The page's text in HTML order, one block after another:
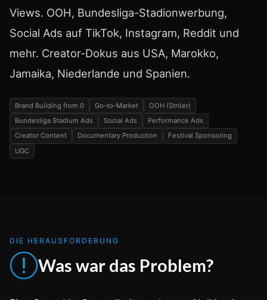
Views. OOH, Bundesliga-Stadionwerbung,
Social Ads auf TikTok, Instagram, Reddit und
mehr. Creator-Dokus aus USA, Marokko,
Jamaika, Niederlande und Spanien.
Brand Building from 0 Go-to-Market
OOH (Ströer)
Bundesliga Stadium Ads
Social Ads
Performance Ads
Creator Content
Documentary Production
Festival Sponsoring
UGC
DIE HERAUSFORDERUNG
Was war das Problem?